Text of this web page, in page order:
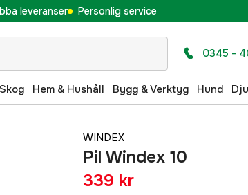
leveranser Personlig service
0345 -
Skog Hem & Hushåll Bygg & Verktyg Hund
WINDEX
Pil Windex 10
339 kr